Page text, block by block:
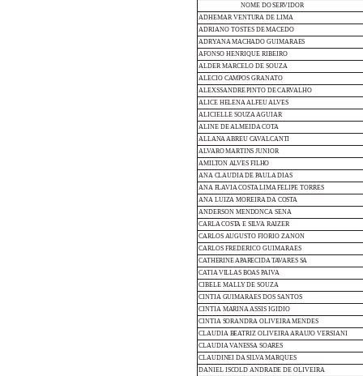
NOME DOSERVIDOR
ADHEMAR VENTURA DE LIMA
ADRIANO TOSTES DEMACEDO
ADRYANA MACHADO GUIMARAES
AFONSO HENRIQUE RIBEIRO
ALDER MARCELO DE SOUZA
ALECIO CAMPOS GRANATO
ALEXSSANDREPINTO DECARVALHO
ALICE HELENA ALFEU ALVES
ALICIELLE SOUZA AGUIAR
ALINEDE ALMEIDA COTA
ALLANA ABREU CAVALCANTI
ALVAROMARTINS JUNIOR
AMILTON ALVES FILHO
ANA CLAUDIA DE PAULA DIAS
ANA FLAVIA COSTA LIMA FELIPE TORRES
ANA LUIZA MOREIRA DA COSTA
ANDERSON MENDONCA SENA
CARLA COSTA E SILVA RAIZER
CARLOS AUGUSTO FIORIOZANON
CARLOS FREDERICO GUIMARAES
CATHERINE APARECIDA TAVARES SA
CATIA VILLAS BOAS PAIVA
CIBELE MALLYDE SOUZA
CINTIA GUIMARAESDOS SANTOS
CINTIA MARINA ASSIS IGIDIO
CINTIA SORANDRA OLIVEIRA MENDES
CLAUDIA BEATRIZ OLIVEIRA ARAUJO VERSIANI
CLAUDIA VANESSA SOARES
CLAUDINEI DA SILVA MARQUES
DANIEL ISCOLD ANDRADE DE OLIVEIRA